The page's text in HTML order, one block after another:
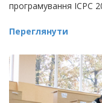
програмування ICPC
Переглянути